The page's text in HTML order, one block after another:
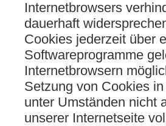
Internetbrowsers
dauerhaft
Cookies jederzeit über
Softwareprogramme
Internetbrowsern
Setzung von Cookies
unter Umständen nicht
unserer Internetseite